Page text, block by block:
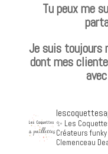
Tu peux me
Je suis toujours
dont mes
✨ Les
Créateurs funky
Clemenceau